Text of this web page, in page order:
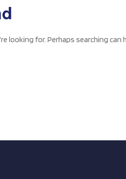
looking for. Perhaps searching can